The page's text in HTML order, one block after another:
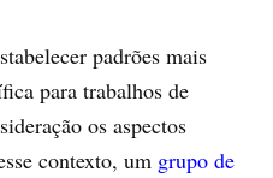
padrões mais
para trabalhos de
os aspectos
contexto, um grupo de